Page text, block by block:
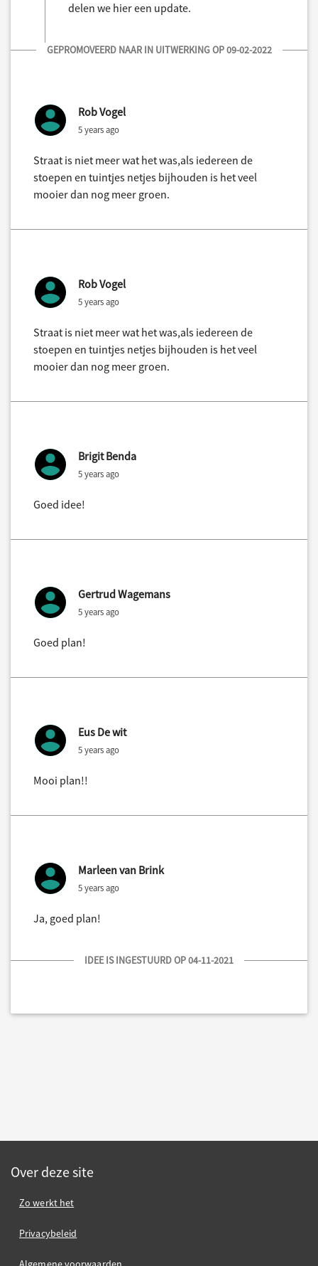
delen we hier een update.
GEPROMOVEERD NAAR IN UITWERKING OP 09-02-2022
Rob Vogel
5 years ago
Straat is niet meer wat het was,als iedereen de
stoepen en tuintjes netjes bijhouden is het veel
mooier dan nog meer groen.
Rob Vogel
5 years ago
Straat is niet meer wat het was,als iedereen de
stoepen en tuintjes netjes bijhouden is het veel
mooier dan nog meer groen.
Brigit Benda
5 years ago
Goed idee!
Gertrud Wagemans
5 years ago
Goed plan!
Eus De wit
5 years ago
Mooi plan!!
Marleen van Brink
5 years ago
Ja, goed plan!
IDEE IS INGESTUURD OP 04-11-2021
Over deze site
Zo werkt het
Privacybeleid